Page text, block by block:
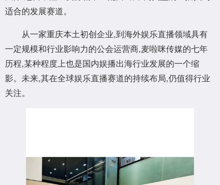
适合的发展赛道。
从一家重庆本土初创企业,到海外娱乐直播领域具有
一定规模和行业影响力的公会运营商,麦啦咪传媒的七年
历程,某种程度上也是国内娱播出海行业发展的一个缩
影。未来,其在全球娱乐直播赛道的持续布局,仍值得行业
关注。